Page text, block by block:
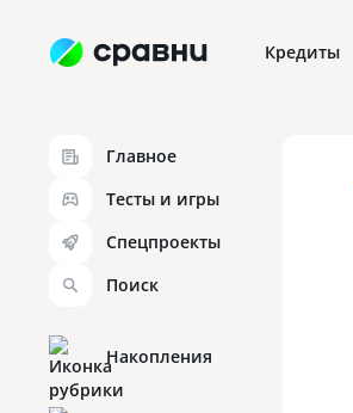
Кредиты
Главное
Тесты и игры
Спецпроекты
Поиск
Накопления